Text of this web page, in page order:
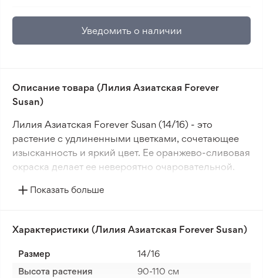
Уведомить о наличии
Описание товара (Лилия Азиатская Forever
Susan)
Лилия Азиатская Forever Susan (14/16) - это
растение с удлиненными цветками, сочетающее
изысканность и яркий цвет. Ее оранжево-сливовая
окраска делает ее невероятно очаровательной.
оттенок с оранжевыми кончиками.
композиций в клумбах и бордюрах.
Многоцветковая форма этого растения прекрасно
подойдет для аранжировки букетов и композиций.
Показать больше
Характеристики (Лилия Азиатская Forever Susan)
Размер
14/16
Высота растения
90-110 cм